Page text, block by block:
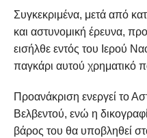
Συγκεκριμένα, μετά από
και αστυνομική έρευνα,
εισήλθε εντός του Ιερού
παγκάρι αυτού χρηματικό
Προανάκριση ενεργεί το
Βελβεντού, ενώ η
βάρος του θα υποβληθεί